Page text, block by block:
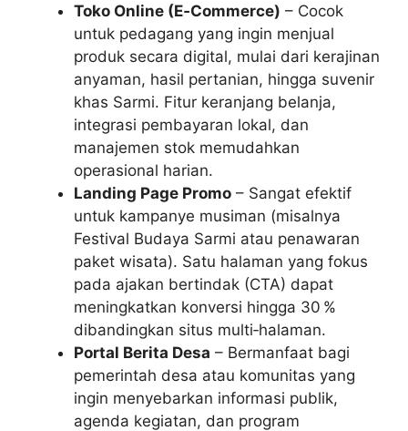
Toko Online (E‑Commerce) – Cocok
untuk pedagang yang ingin menjual
produk secara digital, mulai dari kerajinan
anyaman, hasil pertanian, hingga suvenir
khas Sarmi. Fitur keranjang belanja,
integrasi pembayaran lokal, dan
manajemen stok memudahkan
operasional harian.
Landing Page Promo – Sangat efektif
untuk kampanye musiman (misalnya
Festival Budaya Sarmi atau penawaran
paket wisata). Satu halaman yang fokus
pada ajakan bertindak (CTA) dapat
meningkatkan konversi hingga 30 %
dibandingkan situs multi‑halaman.
Portal Berita Desa – Bermanfaat bagi
pemerintah desa atau komunitas yang
ingin menyebarkan informasi publik,
agenda kegiatan, dan program